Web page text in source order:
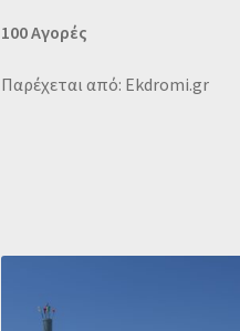
100 Αγορές
Παρέχεται από: Ekdromi.gr